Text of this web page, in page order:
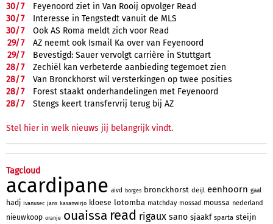
30/7
Feyenoord ziet in Van Rooij opvolger Read
30/7
Interesse in Tengstedt vanuit de MLS
30/7
Ook AS Roma meldt zich voor Read
29/7
AZ neemt ook Ismail Ka over van Feyenoord
29/7
Bevestigd: Sauer vervolgt carrière in Stuttgart
28/7
Zechiël kan verbeterde aanbieding tegemoet zien
28/7
Van Bronckhorst wil versterkingen op twee posities
28/7
Forest staakt onderhandelingen met Feyenoord
28/7 Stengs keert transfervrij terug bij AZ
Stel hier in welk nieuws jij belangrijk vindt.
Tagcloud
acardipane aivd borges bronckhorst deijl eenhoorn gaal
hadj ivanusec jans kasanwirjo kloese lotomba matchday mossad moussa nederland
nieuwkoop oranje ouaissa read rigaux sano sjaakf sparta steijn